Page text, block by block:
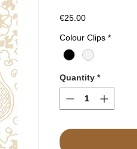
€25.00Price
Colour Clips *
Quantity *